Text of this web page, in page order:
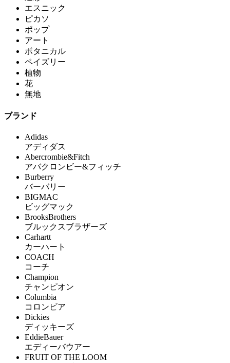
エスニック
ピカソ
ポップ
アート
ボタニカル
ペイズリー
植物
花
無地
ブランド
Adidas
アディダス
Abercrombie&Fitch
アバクロンビー&フィッチ
Burberry
バーバリー
BIGMAC
ビッグマック
BrooksBrothers
ブルックスブラザーズ
Carhartt
カーハート
COACH
コーチ
Champion
チャンピオン
Columbia
コロンビア
Dickies
ディッキーズ
EddieBauer
エディーバウアー
FRUIT OF THE LOOM